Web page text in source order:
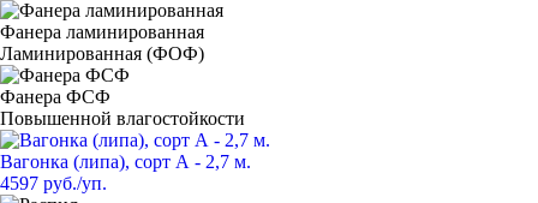
Фанера ламинированная
Ламинированная (ФОФ)
Фанера ФСФ
Повышенной влагостойкости
Вагонка (липа), сорт А - 2,7 м.
4597 руб./уп.